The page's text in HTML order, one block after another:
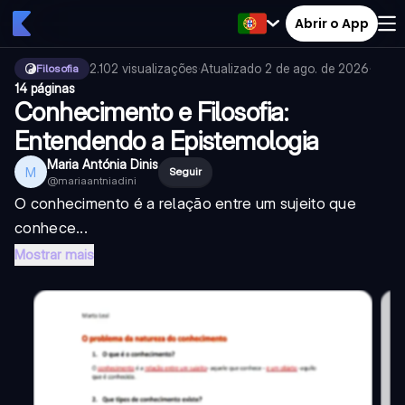
Abrir o App
Filosofia 2.102 visualizações·Atualizado 2 de ago. de 2026·
14 páginas
Conhecimento e Filosofia:
Entendendo a Epistemologia
M Maria Antónia Dinis
@mariaantniadini
Seguir
O conhecimento é a relação entre um sujeito que
conhece...
Mostrar mais